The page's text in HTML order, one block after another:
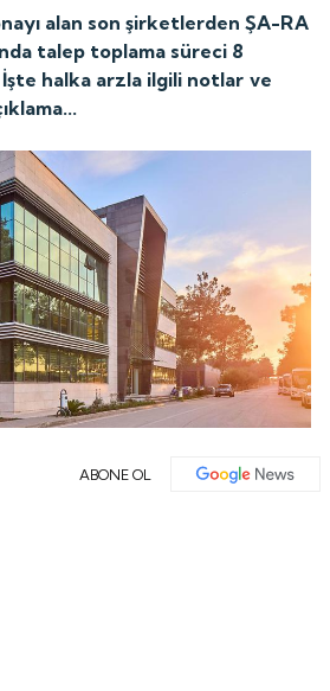
alan son şirketlerden ŞA-RA
talep toplama süreci 8
İşte halka arzla ilgili notlar ve
ABONE OL